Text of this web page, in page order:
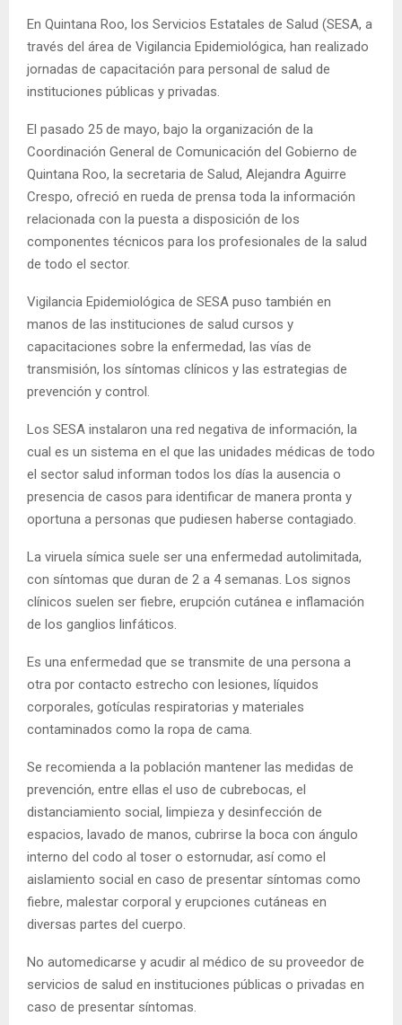
En Quintana Roo, los Servicios Estatales de Salud (SESA, a
través del área de Vigilancia Epidemiológica, han realizado
jornadas de capacitación para personal de salud de
instituciones públicas y privadas.
El pasado 25 de mayo, bajo la organización de la
Coordinación General de Comunicación del Gobierno de
Quintana Roo, la secretaria de Salud, Alejandra Aguirre
Crespo, ofreció en rueda de prensa toda la información
relacionada con la puesta a disposición de los
componentes técnicos para los profesionales de la salud
de todo el sector.
Vigilancia Epidemiológica de SESA puso también en
manos de las instituciones de salud cursos y
capacitaciones sobre la enfermedad, las vías de
transmisión, los síntomas clínicos y las estrategias de
prevención y control.
Los SESA instalaron una red negativa de información, la
cual es un sistema en el que las unidades médicas de todo
el sector salud informan todos los días la ausencia o
presencia de casos para identificar de manera pronta y
oportuna a personas que pudiesen haberse contagiado.
La viruela símica suele ser una enfermedad autolimitada,
con síntomas que duran de 2 a 4 semanas. Los signos
clínicos suelen ser fiebre, erupción cutánea e inflamación
de los ganglios linfáticos.
Es una enfermedad que se transmite de una persona a
otra por contacto estrecho con lesiones, líquidos
corporales, gotículas respiratorias y materiales
contaminados como la ropa de cama.
Se recomienda a la población mantener las medidas de
prevención, entre ellas el uso de cubrebocas, el
distanciamiento social, limpieza y desinfección de
espacios, lavado de manos, cubrirse la boca con ángulo
interno del codo al toser o estornudar, así como el
aislamiento social en caso de presentar síntomas como
fiebre, malestar corporal y erupciones cutáneas en
diversas partes del cuerpo.
No automedicarse y acudir al médico de su proveedor de
servicios de salud en instituciones públicas o privadas en
caso de presentar síntomas.